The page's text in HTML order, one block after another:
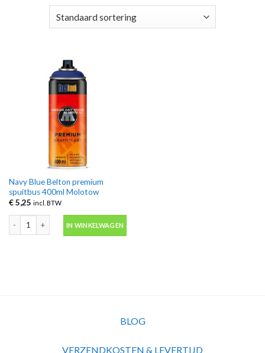
Navy Blue Belton premium
spuitbus 400ml Molotow
€5,25 incl. BTW
Navy Blue Belton premium spuitbus 400ml Molotow aantal
IN WINKELWAGEN
BLOG
VERZENDKOSTEN & LEVERTIJD